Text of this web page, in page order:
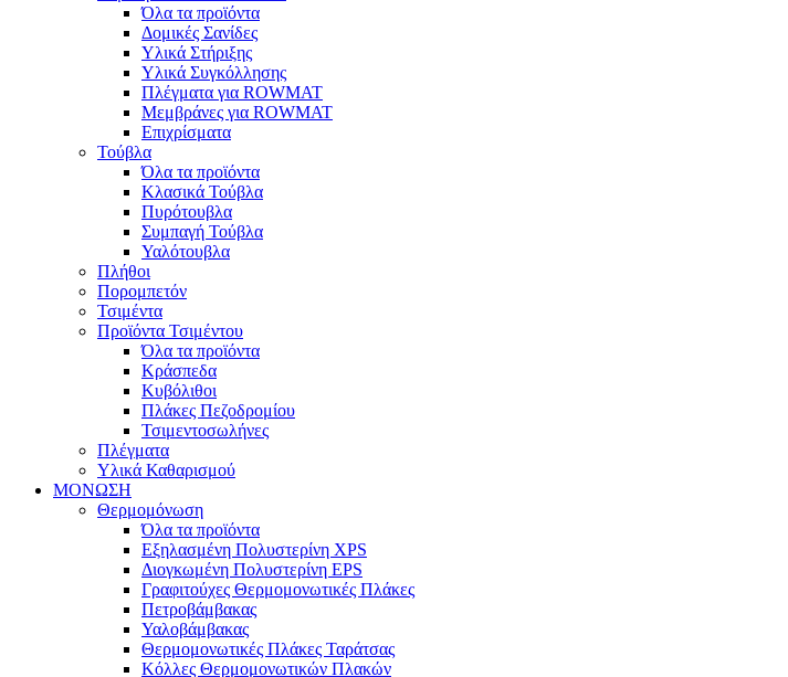
Όλα τα προϊόντα
Δομικές Σανίδες
Υλικά Στήριξης
Υλικά Συγκόλλησης
Πλέγματα για ROWMAT
Μεμβράνες για ROWMAT
Επιχρίσματα
Τούβλα
Όλα τα προϊόντα
Κλασικά Τούβλα
Πυρότουβλα
Συμπαγή Τούβλα
Υαλότουβλα
Πλήθοι
Πορομπετόν
Τσιμέντα
Προϊόντα Τσιμέντου
Όλα τα προϊόντα
Κράσπεδα
Κυβόλιθοι
Πλάκες Πεζοδρομίου
Τσιμεντοσωλήνες
Πλέγματα
Υλικά Καθαρισμού
ΜΟΝΩΣΗ
Θερμομόνωση
Όλα τα προϊόντα
Εξηλασμένη Πολυστερίνη XPS
Διογκωμένη Πολυστερίνη EPS
Γραφιτούχες Θερμομονωτικές Πλάκες
Πετροβάμβακας
Υαλοβάμβακας
Θερμομονωτικές Πλάκες Ταράτσας
Κόλλες Θερμομονωτικών Πλακών